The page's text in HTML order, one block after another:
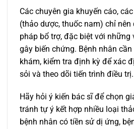
Các chuyên gia khuyến cáo,
(thảo dược, thuốc nam) chỉ
pháp bổ trợ, đặc biệt với những
gây biến chứng. Bệnh nhân
khám, kiểm tra định kỳ để xác
sỏi và theo dõi tiến trình điều trị.
Hãy hỏi ý kiến bác sĩ để chọn
tránh tự ý kết hợp nhiều loại
bệnh nhân có tiền sử dị ứng,